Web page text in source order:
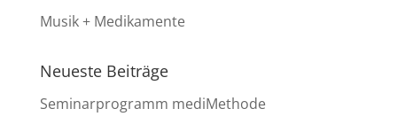
Musik + Medikamente
Neueste Beiträge
Seminarprogramm mediMethode